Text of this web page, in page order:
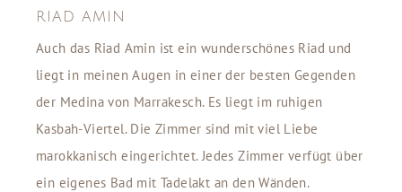
RIAD AMIN
Auch das Riad Amin ist ein wunderschönes Riad und
liegt in meinen Augen in einer der besten Gegenden
der Medina von Marrakesch. Es liegt im ruhigen
Kasbah-Viertel. Die Zimmer sind mit viel Liebe
marokkanisch eingerichtet. Jedes Zimmer verfügt über
ein eigenes Bad mit Tadelakt an den Wänden.